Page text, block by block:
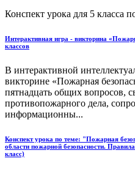
Конспект урока для 5 класса
Интерактивная игра - викторина
классов
В интерактивной
викторине «Пожарная
пятнадцать общих вопросов,
противопожарного дела,
информационны...
Конспект урока по теме: "Пожарная
области пожарной безопасности.
класс)